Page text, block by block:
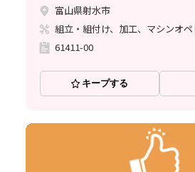
富山県射水市
61411-00
キープする